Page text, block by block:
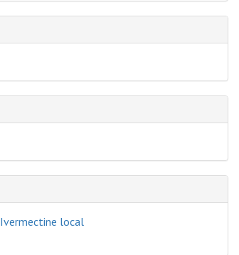
Ivermectine local